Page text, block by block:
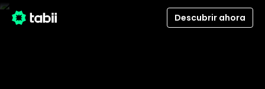
Descubrir ahora